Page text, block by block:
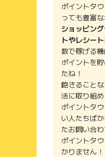
ポイントタ
っても豊富
ショッピン
トやレシート
数で稼げる
ポイントを
たね！
飽きること
活に取り組
ポイントタ
い人たちば
たお問い合わ
ポイントタ
かりません！